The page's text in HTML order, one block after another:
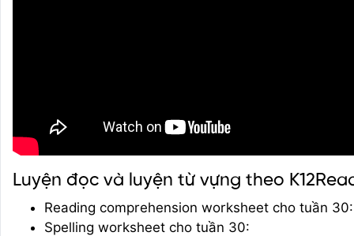
Luyện đọc và luyện từ vựng theo
Reading comprehension worksheet cho tuần
Spelling worksheet cho tuần 30: